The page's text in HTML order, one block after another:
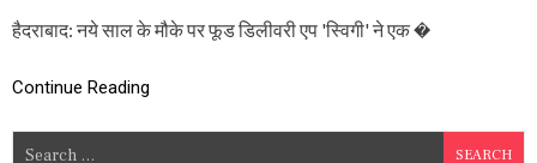
రి
కా
हैदराबाद: नये साल के मौके पर फूड डिलीवरी एप 'स्विगी' ने एक �
Continue Reading